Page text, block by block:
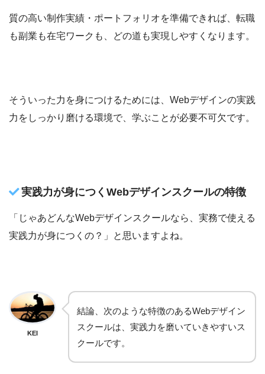
質の高い制作実績・ポートフォリオを準備できれば、転職
も副業も在宅ワークも、どの道も実現しやすくなります。
そういった力を身につけるためには、Webデザインの実践
力をしっかり磨ける環境で、学ぶことが必要不可欠です。
実践力が身につくWebデザインスクールの特徴
「じゃあどんなWebデザインスクールなら、実務で使える
実践力が身につくの？」と思いますよね。
KEI
結論、次のような特徴のあるWebデザイン
スクールは、実践力を磨いていきやすいス
クールです。